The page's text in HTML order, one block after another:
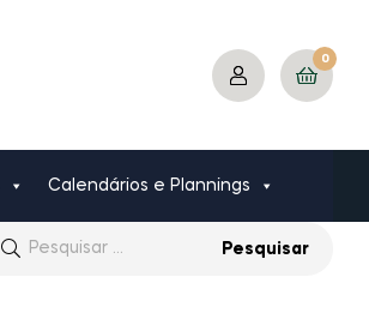
0
Calendários e Plannings